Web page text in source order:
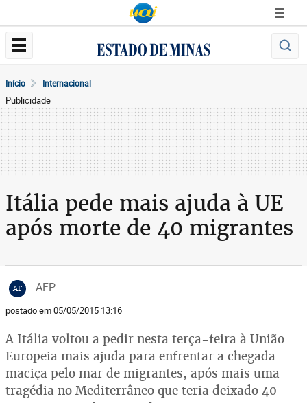
Início Internacional
Publicidade
Itália pede mais ajuda à UE
após morte de 40 migrantes
AF AFP
postado em 05/05/2015 13:16
A Itália voltou a pedir nesta terça-feira à União
Europeia mais ajuda para enfrentar a chegada
maciça pelo mar de migrantes, após mais uma
tragédia no Mediterrâneo que teria deixado 40